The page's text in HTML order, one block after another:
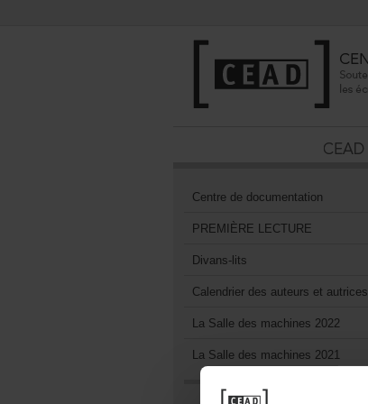
Centrededocumentation
PREMIÈRELECTURE
Divans-lits
Calendrierdesauteursetautrices
LaSalledesmachines2022
LaSalledesmachines2021